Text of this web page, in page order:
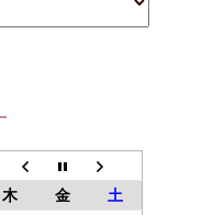
木 金
土